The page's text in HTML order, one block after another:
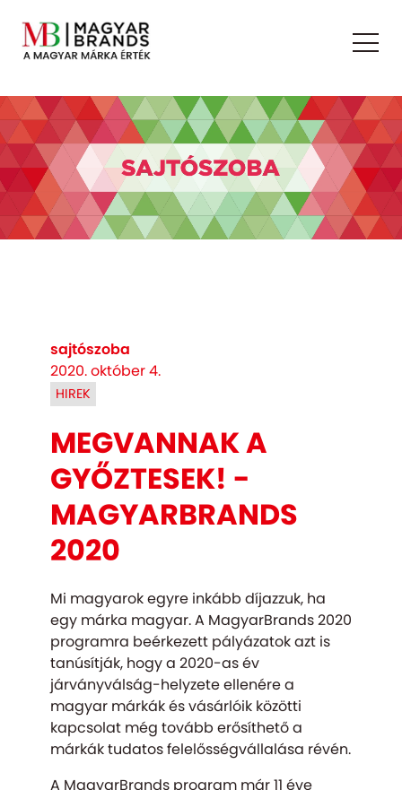
sajtószoba
2020. október 4.
HIREK
MEGVANNAK A
GYŐZTESEK! -
MAGYARBRANDS
2020
Mi magyarok egyre inkább díjazzuk, ha
egy márka magyar. A MagyarBrands 2020
programra beérkezett pályázatok azt is
tanúsítják, hogy a 2020-as év
járványválság-helyzete ellenére a
magyar márkák és vásárlóik közötti
kapcsolat még tovább erősíthető a
márkák tudatos felelősségvállalása révén.
A MagyarBrands program már 11 éve